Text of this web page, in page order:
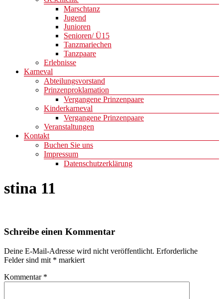
Marschtanz
Jugend
Junioren
Senioren/ Ü15
Tanzmariechen
Tanzpaare
Erlebnisse
Karneval
Abteilungsvorstand
Prinzenproklamation
Vergangene Prinzenpaare
Kinderkarneval
Vergangene Prinzenpaare
Veranstaltungen
Kontakt
Buchen Sie uns
Impressum
Datenschutzerklärung
stina 11
Schreibe einen Kommentar
Deine E-Mail-Adresse wird nicht veröffentlicht. Erforderliche
Felder sind mit * markiert
Kommentar *